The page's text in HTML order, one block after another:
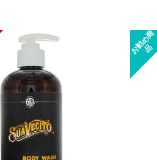
お
勧
め
商
品